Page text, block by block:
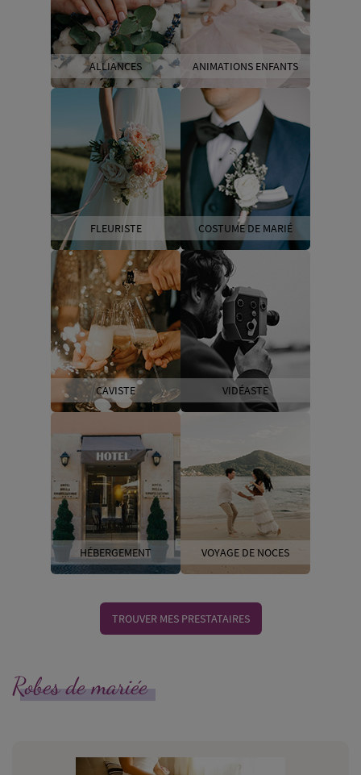
ALLIANCES ANIMATIONS ENFANTS
FLEURISTE COSTUME DE MARIÉ
CAVISTE VIDÉASTE
HÉBERGEMENT VOYAGE DE NOCES
TROUVER MES PRESTATAIRES
Robes de mariée